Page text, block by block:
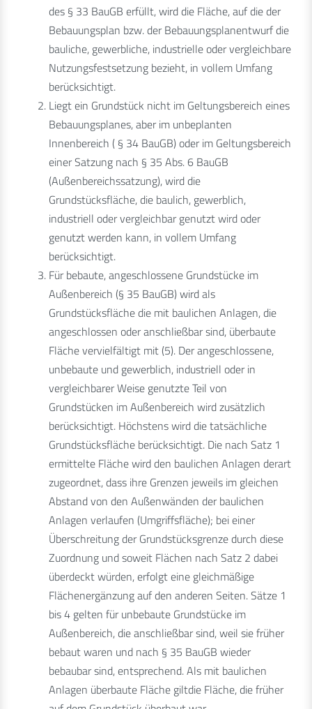
des § 33 BauGB erfüllt, wird die Fläche, auf die der
Bebauungsplan bzw. der Bebauungsplanentwurf die
bauliche, gewerbliche, industrielle oder vergleichbare
Nutzungsfestsetzung bezieht, in vollem Umfang
berücksichtigt.
Liegt ein Grundstück nicht im Geltungsbereich eines
Bebauungsplanes, aber im unbeplanten
Innenbereich ( § 34 BauGB) oder im Geltungsbereich
einer Satzung nach § 35 Abs. 6 BauGB
(Außenbereichssatzung), wird die
Grundstücksfläche, die baulich, gewerblich,
industriell oder vergleichbar genutzt wird oder
genutzt werden kann, in vollem Umfang
berücksichtigt.
Für bebaute, angeschlossene Grundstücke im
Außenbereich (§ 35 BauGB) wird als
Grundstücksfläche die mit baulichen Anlagen, die
angeschlossen oder anschließbar sind, überbaute
Fläche vervielfältigt mit (5). Der angeschlossene,
unbebaute und gewerblich, industriell oder in
vergleichbarer Weise genutzte Teil von
Grundstücken im Außenbereich wird zusätzlich
berücksichtigt. Höchstens wird die tatsächliche
Grundstücksfläche berücksichtigt. Die nach Satz 1
ermittelte Fläche wird den baulichen Anlagen derart
zugeordnet, dass ihre Grenzen jeweils im gleichen
Abstand von den Außenwänden der baulichen
Anlagen verlaufen (Umgriffsfläche); bei einer
Überschreitung der Grundstücksgrenze durch diese
Zuordnung und soweit Flächen nach Satz 2 dabei
überdeckt würden, erfolgt eine gleichmäßige
Flächenergänzung auf den anderen Seiten. Sätze 1
bis 4 gelten für unbebaute Grundstücke im
Außenbereich, die anschließbar sind, weil sie früher
bebaut waren und nach § 35 BauGB wieder
bebaubar sind, entsprechend. Als mit baulichen
Anlagen überbaute Fläche giltdie Fläche, die früher